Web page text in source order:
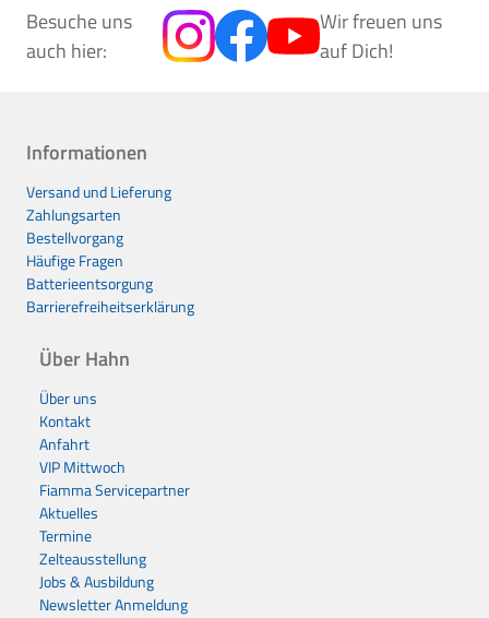
Besuche uns
auch hier:
Wir freuen uns
auf Dich!
Informationen
Versand und Lieferung
Zahlungsarten
Bestellvorgang
Häufige Fragen
Batterieentsorgung
Barrierefreiheitserklärung
Über Hahn
Über uns
Kontakt
Anfahrt
VIP Mittwoch
Fiamma Servicepartner
Aktuelles
Termine
Zelteausstellung
Jobs & Ausbildung
Newsletter Anmeldung